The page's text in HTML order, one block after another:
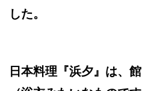
した。
日本料理『浜夕』は、